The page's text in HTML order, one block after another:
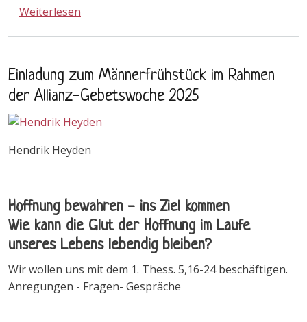
Weiterlesen
Einladung zum Männerfrühstück im Rahmen
der Allianz-Gebetswoche 2025
Hendrik Heyden
Hoffnung bewahren - ins Ziel kommen
Wie kann die Glut der Hoffnung im Laufe
unseres Lebens lebendig bleiben?
Wir wollen uns mit dem 1. Thess. 5,16-24 beschäftigen.
Anregungen - Fragen- Gespräche